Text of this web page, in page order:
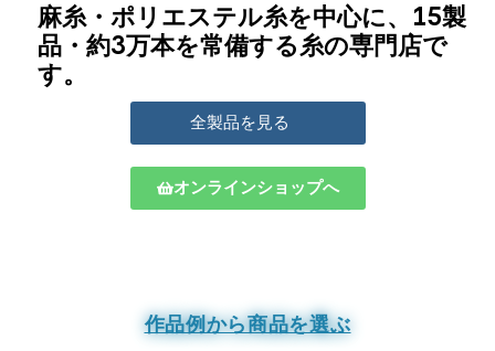
麻糸・ポリエステル糸を中心に、15製
品・約3万本を常備する糸の専門店で
す。
全製品を見る
オンラインショップへ
作品例から商品を選ぶ